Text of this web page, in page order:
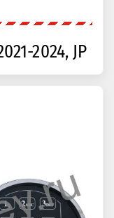
2024, JP